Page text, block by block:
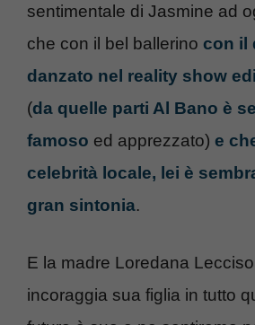
sentimentale di Jasmine ad
che con il bel ballerino con il
danzato nel reality show
(da quelle parti Al Bano è
famoso ed apprezzato) e
celebrità locale, lei è
gran sintonia.
E la madre Loredana
incoraggia sua figlia in tutto